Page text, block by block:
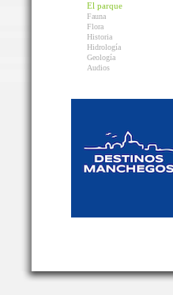
El parque
Fauna
Flora
Historia
Hidrología
Geología
Audios